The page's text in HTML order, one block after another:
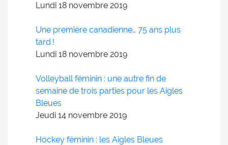
Lundi 18 novembre 2019
Une première canadienne… 75 ans plus
tard !
Lundi 18 novembre 2019
Volleyball féminin : une autre fin de
semaine de trois parties pour les Aigles
Bleues
Jeudi 14 novembre 2019
Hockey féminin : les Aigles Bleues